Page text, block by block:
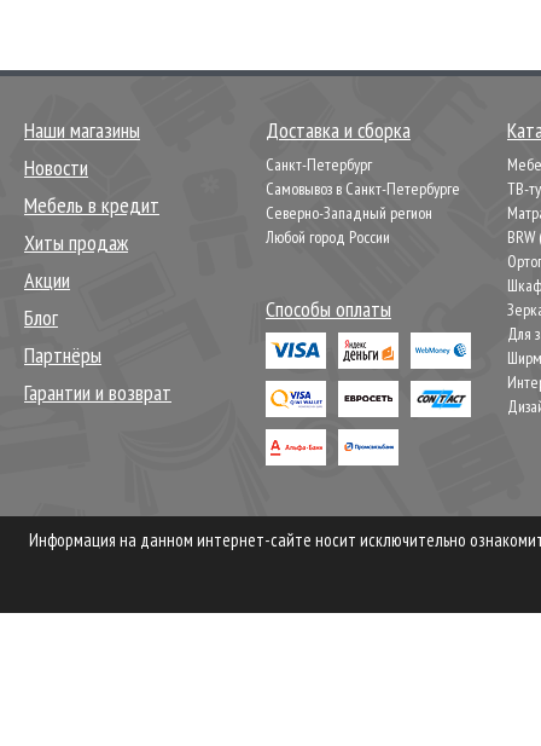
Наши магазины
Новости
Мебель в кредит
Хиты продаж
Акции
Блог
Партнёры
Гарантии и возврат
Доставка и сборка
Санкт-Петербург
Самовывоз в Санкт-Петербурге
Северно-Западный регион
Любой город России
Способы оплаты
ТВ-
Для
Информация на данном интернет-сайте носит исключительно